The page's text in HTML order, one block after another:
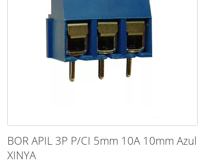
BOR APIL 3P P/CI 5mm 10A 10mm Azul
XINYA